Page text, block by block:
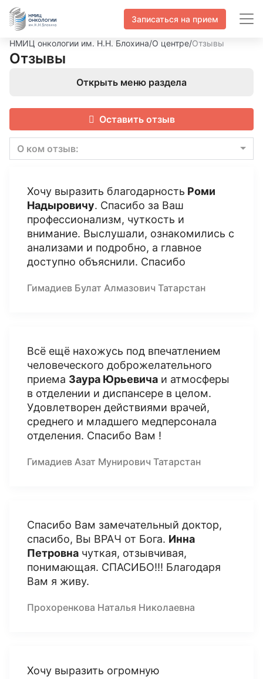
Записаться на прием
НМИЦ онкологии им. Н.Н. Блохина/О центре/Отзывы
Отзывы
Открыть меню раздела
Оставить отзыв
О ком отзыв:
Хочу выразить благодарность Роми
Надыровичу. Спасибо за Ваш
профессионализм, чуткость и
внимание. Выслушали, ознакомились с
анализами и подробно, а главное
доступно объяснили. Спасибо
Гимадиев Булат Алмазович Татарстан
Всё ещё нахожусь под впечатлением
человеческого доброжелательного
приема Заура Юрьевича и атмосферы
в отделении и диспансере в целом.
Удовлетворен действиями врачей,
среднего и младшего медперсонала
отделения. Спасибо Вам !
Гимадиев Азат Мунирович Татарстан
Спасибо Вам замечательный доктор,
спасибо, Вы ВРАЧ от Бога. Инна
Петровна чуткая, отзывчивая,
понимающая. СПАСИБО!!! Благодаря
Вам я живу.
Прохоренкова Наталья Николаевна
Хочу выразить огромную